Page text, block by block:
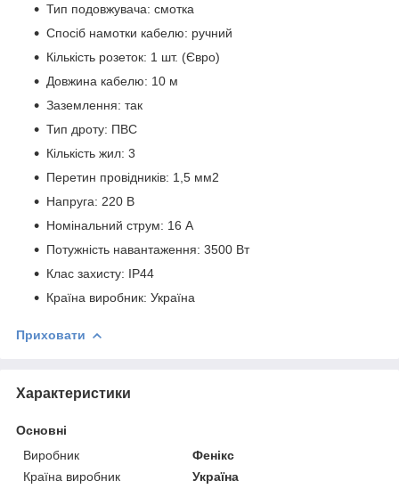
Тип подовжувача: смотка
Спосіб намотки кабелю: ручний
Кількість розеток: 1 шт. (Євро)
Довжина кабелю: 10 м
Заземлення: так
Тип дроту: ПВС
Кількість жил: 3
Перетин провідників: 1,5 мм2
Напруга: 220 В
Номінальний струм: 16 А
Потужність навантаження: 3500 Вт
Клас захисту: IP44
Країна виробник: Україна
Приховати
Характеристики
Основні
Виробник
Фенікс
Країна виробник
Україна